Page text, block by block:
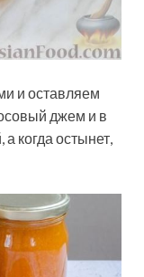
и оставляем
джем и в
когда остынет,